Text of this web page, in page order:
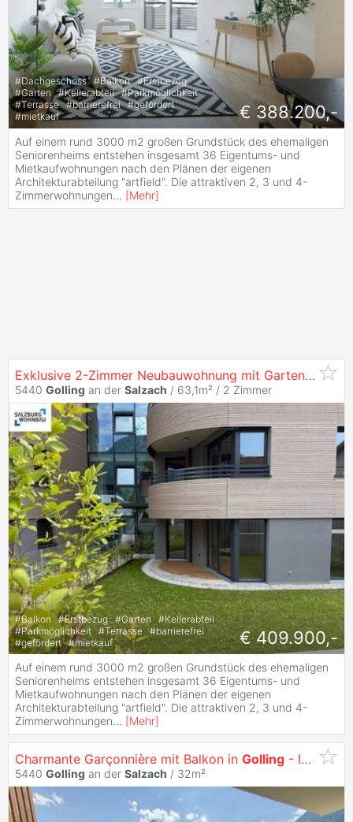
#Dachgeschoss #Balkon #Erstbezug
#Garten #Kellerabteil #Parkmöglichkeit
#Terrasse #barrierefrei #gefördert
#mietkauf € 388.200,-
Auf einem rund 3000 m2 großen Grundstück des ehemaligen
Seniorenheims entstehen insgesamt 36 Eigentums- und
Mietkaufwohnungen nach den Plänen der eigenen
Architekturabteilung "artfield". Die attraktiven 2, 3 und 4-
Zimmerwohnungen... [Mehr]
Exklusive 2-Zimmer Neubauwohnung mit Garten in
5440 Golling an der Salzach / 63,1m² / 2 Zimmer
#Balkon #Erstbezug #Garten #Kellerabteil
#Parkmöglichkeit #Terrasse #barrierefrei
#gefördert #mietkauf € 409.900,-
Auf einem rund 3000 m2 großen Grundstück des ehemaligen
Seniorenheims entstehen insgesamt 36 Eigentums- und
Mietkaufwohnungen nach den Plänen der eigenen
Architekturabteilung "artfield". Die attraktiven 2, 3 und 4-
Zimmerwohnungen... [Mehr]
Charmante Garçonnière mit Balkon in Golling - Ideal für Singles, Paare oder Anleger
5440 Golling an der Salzach / 32m²